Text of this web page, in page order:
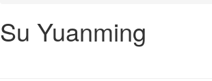
Su Yuanming